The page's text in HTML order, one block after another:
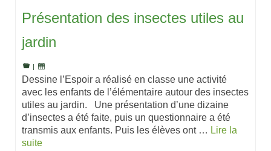
Présentation des insectes utiles au
jardin
|
Dessine l’Espoir a réalisé en classe une activité
avec les enfants de l’élémentaire autour des insectes
utiles au jardin. Une présentation d’une dizaine
d’insectes a été faite, puis un questionnaire a été
transmis aux enfants. Puis les élèves ont … Lire la
suite